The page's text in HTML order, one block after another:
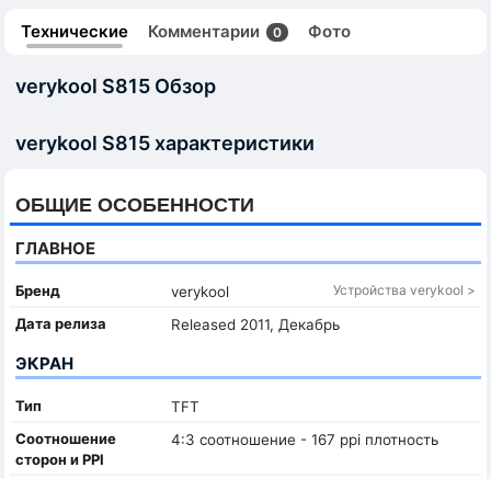
Технические Комментарии 0 Фото
verykool S815 Обзор
verykool S815 характеристики
ОБЩИЕ ОСОБЕННОСТИ
ГЛАВНОЕ
Бренд verykool Устройства verykool >
Дата релиза Released 2011, Декабрь
ЭКРАН
Тип
TFT
Соотношение
сторон и PPI
4:3 соотношение - 167 ppi плотность